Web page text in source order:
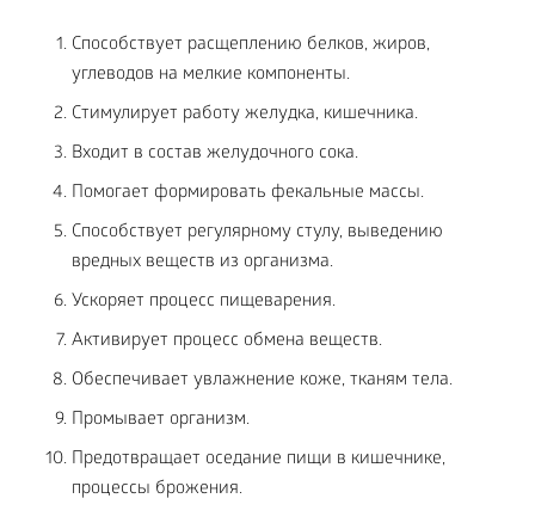
Способствует расщеплению белков, жиров,
углеводов на мелкие компоненты.
Стимулирует работу желудка, кишечника.
Входит в состав желудочного сока.
Помогает формировать фекальные массы.
Способствует регулярному стулу, выведению
вредных веществ из организма.
Ускоряет процесс пищеварения.
Активирует процесс обмена веществ.
Обеспечивает увлажнение коже, тканям тела.
Промывает организм.
Предотвращает оседание пищи в кишечнике,
процессы брожения.